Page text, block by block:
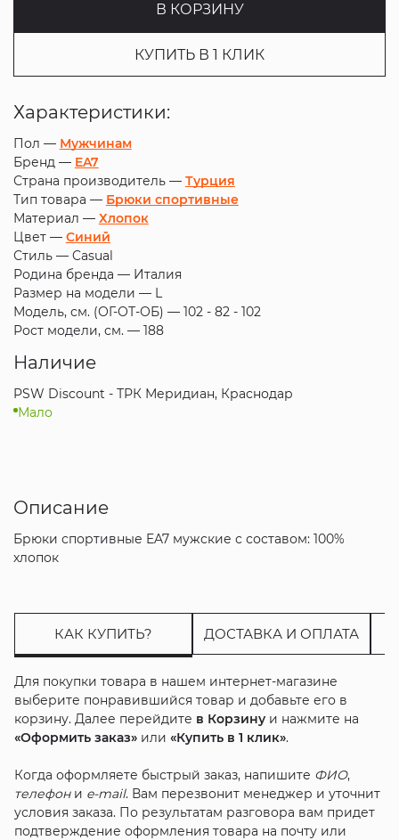
В КОРЗИНУ
КУПИТЬ В 1 КЛИК
Характеристики:
Пол — Мужчинам
Бренд — EA7
Страна производитель — Турция
Тип товара — Брюки спортивные
Материал — Хлопок
Цвет — Синий
Стиль — Casual
Родина бренда — Италия
Размер на модели — L
Модель, см. (ОГ-ОТ-ОБ) — 102 - 82 - 102
Рост модели, см. — 188
Наличие
PSW Discount - ТРК Меридиан, Краснодар
Мало
Описание
Брюки спортивные EA7 мужские с составом: 100%
хлопок
КАК КУПИТЬ? ДОСТАВКА И ОПЛАТА
Для покупки товара в нашем интернет-магазине
выберите понравившийся товар и добавьте его в
корзину. Далее перейдите в Корзинуи нажмите на
«Оформить заказ»или «Купить в 1 клик».
Когда оформляете быстрый заказ, напишите ФИО,
телефони e-mail. Вам перезвонит менеджер и уточнит
условия заказа. По результатам разговора вам придет
подтверждение оформления товара на почту или